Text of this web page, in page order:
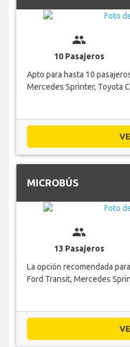
group
10 Pasajeros
Apto para hasta 10
Mercedes Sprinter, Toyota
MICROBÚS
group
13 Pasajeros
La opción recomendada
Ford Transit, Mercedes